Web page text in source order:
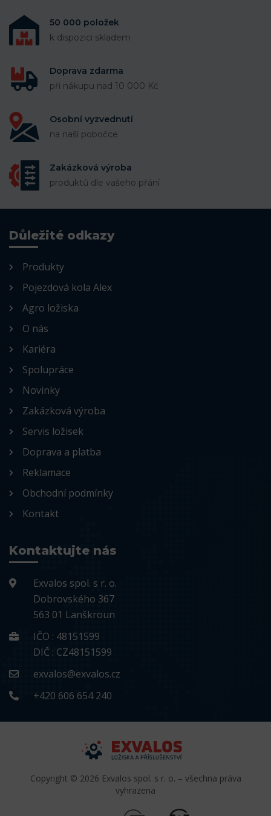
50 000 položek
k dispozici skladem
Doprava zdarma
při nákupu nad 10 000 Kč
Osobní vyzvednutí
na naší pobočce
Zakázková výroba
produktů dle vašeho přání
Důležité odkazy
Produkty
Pojezdová kola Alex
Agro ložiska
O nás
Kariéra
Spolupráce
Novinky
Zakázková výroba
Servis ložisek
Doprava a platba
Reklamace
Obchodní podmínky
Kontakt
Kontaktujte nás
Exvalos spol. s r. o.
Dobrovského 367
563 01 Lanškroun
IČO : 48151599
DIČ : CZ48151599
exvalos@exvalos.cz
+420 606 654 240
Copyright © 2026 Exvalos spol. s r. o. – všechna práva
vyhrazena